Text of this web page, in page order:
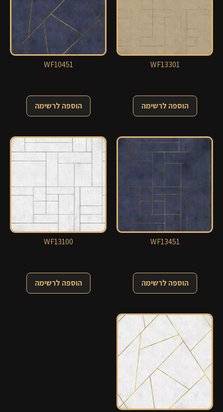
WF13301
הוספה לרשימה
WF10451
הוספה לרשימה
WF13451
הוספה לרשימה
WF13100
הוספה לרשימה